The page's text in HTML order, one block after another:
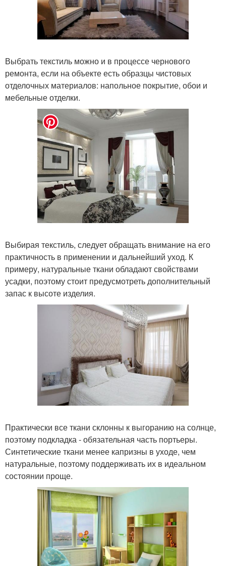
Выбрать текстиль можно и в процессе чернового
ремонта, если на объекте есть образцы чистовых
отделочных материалов: напольное покрытие, обои и
мебельные отделки.
Выбирая текстиль, следует обращать внимание на его
практичность в применении и дальнейший уход. К
примеру, натуральные ткани обладают свойствами
усадки, поэтому стоит предусмотреть дополнительный
запас к высоте изделия.
Практически все ткани склонны к выгоранию на солнце,
поэтому подкладка - обязательная часть портьеры.
Синтетические ткани менее капризны в уходе, чем
натуральные, поэтому поддерживать их в идеальном
состоянии проще.